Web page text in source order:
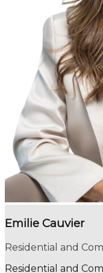
Emilie Cauvier
Residential and
Residential and